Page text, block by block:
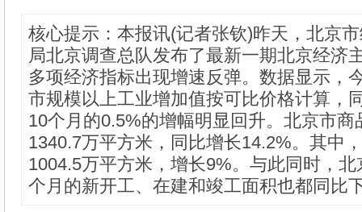
核心提示：本报讯(记者张钦)昨天，北京
局北京调查总队发布了最新一期北京经济
多项经济指标出现增速反弹。数据显示，
市规模以上工业增加值按可比价格计算，
10个月的0.5%的增幅明显回升。北京市商
1340.7万平方米，同比增长14.2%。其中
1004.5万平方米，增长9%。与此同时，
个月的新开工、在建和竣工面积也都同比